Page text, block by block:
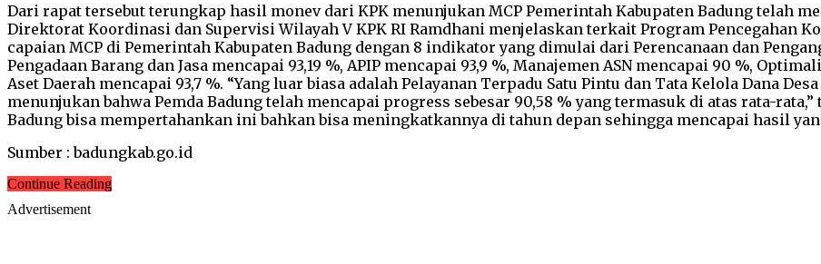
Dari rapat tersebut terungkap hasil monev dari KPK menunjukan MCP Pemerintah Kabupaten Badung telah
Direktorat Koordinasi dan Supervisi Wilayah V KPK RI Ramdhani menjelaskan terkait Program Pencegahan
capaian MCP di Pemerintah Kabupaten Badung dengan 8 indikator yang dimulai dari Perencanaan dan
Pengadaan Barang dan Jasa mencapai 93,19 %, APIP mencapai 93,9 %, Manajemen ASN mencapai 90 %,
Aset Daerah mencapai 93,7 %. “Yang luar biasa adalah Pelayanan Terpadu Satu Pintu dan Tata Kelola Dana
menunjukan bahwa Pemda Badung telah mencapai progress sebesar 90,58 % yang termasuk di atas rata-
Badung bisa mempertahankan ini bahkan bisa meningkatkannya di tahun depan sehingga mencapai hasil
Sumber : badungkab.go.id
Continue Reading
Advertisement